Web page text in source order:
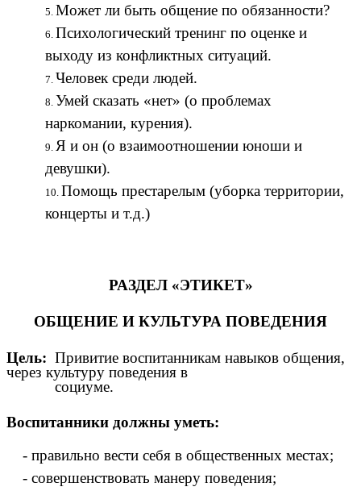
Может ли быть общение по обязанности?
Психологический тренинг по оценке и
выходу из конфликтных ситуаций.
Человек среди людей.
Умей сказать «нет» (о проблемах
наркомании, курения).
Я и он (о взаимоотношении юноши и
девушки).
Помощь престарелым (уборка территории,
концерты и т.д.)
РАЗДЕЛ «ЭТИКЕТ»
ОБЩЕНИЕ И КУЛЬТУРА ПОВЕДЕНИЯ
Цель: Привитие воспитанникам навыков общения,
через культуру поведения в
социуме.
Воспитанники должны уметь:
- правильно вести себя в общественных местах;
- совершенствовать манеру поведения;